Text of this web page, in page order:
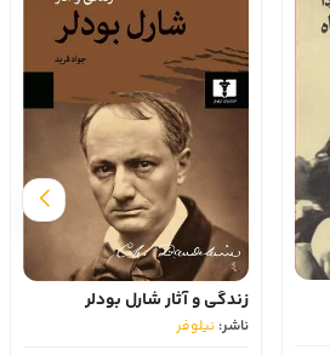
زندگی و آثار شارل بودلر
ناشر: نیلوفر